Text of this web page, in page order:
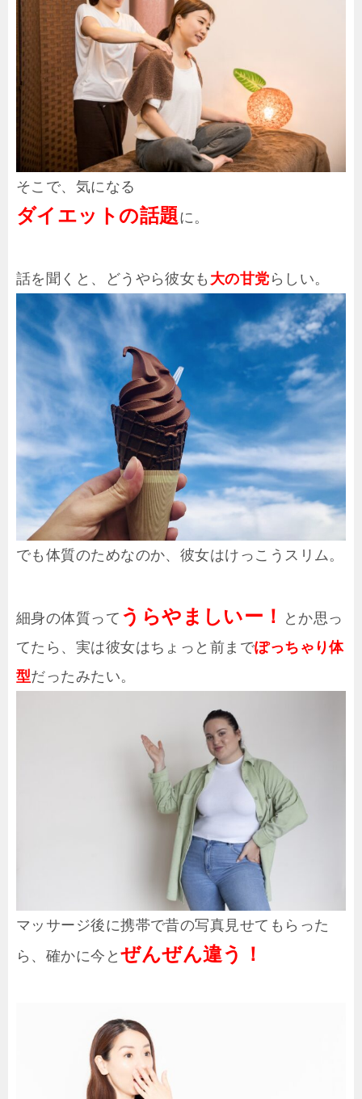
そこで、気になる
ダイエットの話題に。
話を聞くと、どうやら彼女も 大の甘党 らしい。
でも体質のためなのか、彼女はけっこうスリム。
細身の体質って うらやましいー！
とか思っ
てたら、実は彼女はちょっと前までぽっちゃり体
型だったみたい。
マッサージ後に携帯で昔の写真見せてもらった
ら、確かに今とぜんぜん違う！